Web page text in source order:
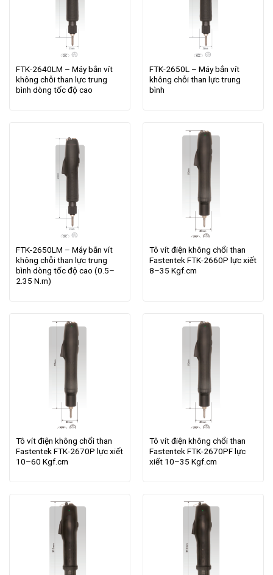
FTK-2640LM – Máy bắn vít
không chỗi than lực trung
bình dòng tốc độ cao
FTK-2650L – Máy bắn vít
không chỗi than lực trung
bình
FTK-2650LM – Máy bắn vít
không chỗi than lực trung
bình dòng tốc độ cao (0.5–
2.35 N.m)
Tô vít điện không chổi than
Fastentek FTK-2660P lực xiết
8–35 Kgf.cm
Tô vít điện không chổi than
Fastentek FTK-2670P lực xiết
10–60 Kgf.cm
Tô vít điện không chổi than
Fastentek FTK-2670PF lực
xiết 10–35 Kgf.cm